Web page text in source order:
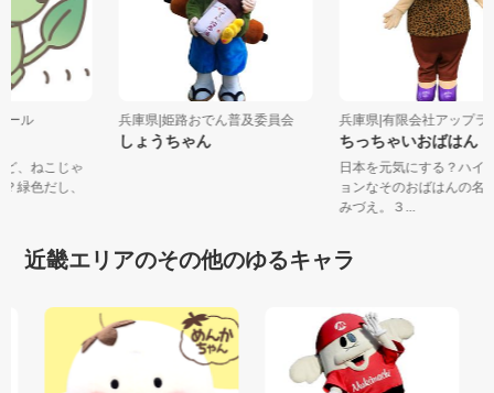
ール
ど、ねこじゃ
？緑色だし、
兵庫県|姫路おでん普及委員会
しょうちゃん
兵庫県|有限会社アップ
ちっちゃいおばはん
日本を元気にする？ハ
ョンなそのおばはんの
みづえ。３...
近畿エリアのその他のゆるキャラ